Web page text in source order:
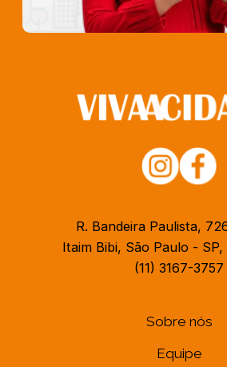
R. Bandeira Paulista,
Itaim Bibi, São Paulo -
(11) 3167-3757
Sobre nós
Equipe